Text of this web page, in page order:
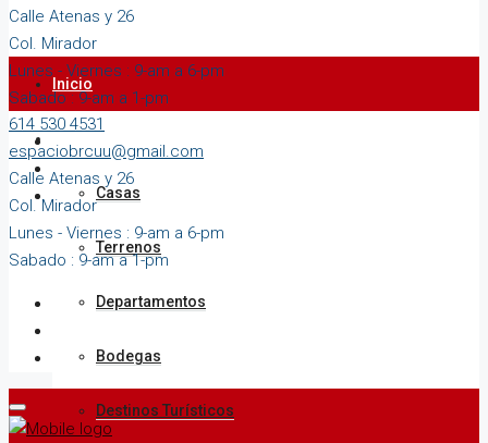
Calle Atenas y 26
Col. Mirador
Lunes - Viernes : 9-am a 6-pm
Sabado : 9-am a 1-pm
Inicio
Casas
Terrenos
Departamentos
Bodegas
Destinos Turísticos
614 530 4531
espaciobrcuu@gmail.com
Calle Atenas y 26
Col. Mirador
Lunes - Viernes : 9-am a 6-pm
Sabado : 9-am a 1-pm